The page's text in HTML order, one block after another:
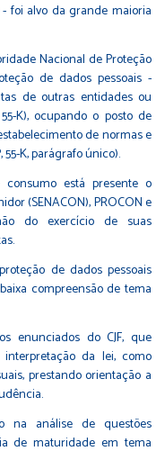
foi alvo da grande maioria
Nacional de Proteção
de dados pessoais -
de outras entidades ou
K), ocupando o posto de
de normas e
K, parágrafo único).
está presente o
(SENACON), PROCON e
do exercício de suas
de dados pessoais
compreensão de tema
enunciados do CJF, que
da lei, como
prestando orientação a
na análise de questões
de maturidade em tema